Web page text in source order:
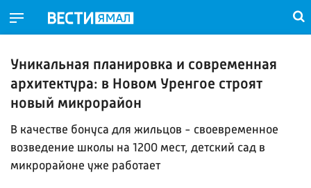
Уникальная планировка и современная
архитектура: в Новом Уренгое строят
новый микрорайон
В качестве бонуса для жильцов - своевременное
возведение школы на 1200 мест, детский сад в
микрорайоне уже работает